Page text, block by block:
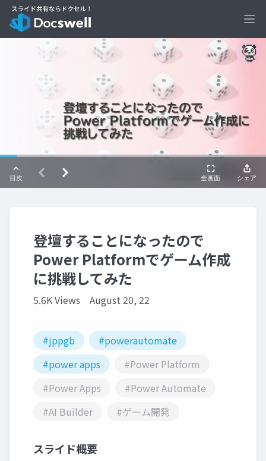
登壇することになったので
Power Platformでゲーム作成
に挑戦してみた
5.6K Views August 20, 22
#jppgb
#powerautomate
#power apps
#Power Platform
#Power Apps
#Power Automate
#AI Builder
#ゲーム開発
スライド概要